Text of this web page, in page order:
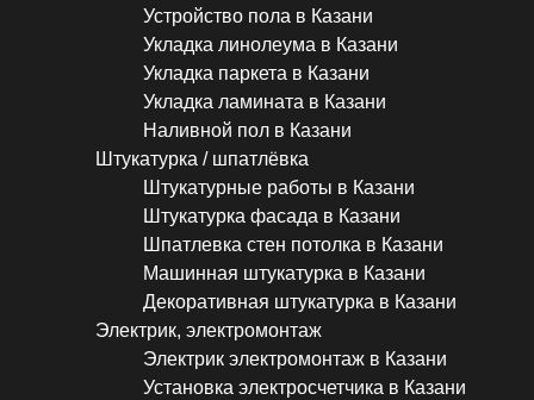
Устройство пола в Казани
Укладка линолеума в Казани
Укладка паркета в Казани
Укладка ламината в Казани
Наливной пол в Казани
Штукатурка / шпатлёвка
Штукатурные работы в Казани
Штукатурка фасада в Казани
Шпатлевка стен потолка в Казани
Машинная штукатурка в Казани
Декоративная штукатурка в Казани
Электрик, электромонтаж
Электрик электромонтаж в Казани
Установка электросчетчика в Казани